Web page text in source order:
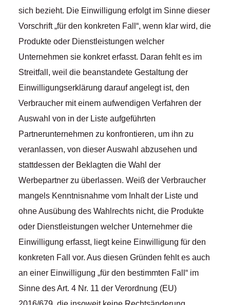
sich bezieht. Die Einwilligung erfolgt im Sinne dieser
Vorschrift „für den konkreten Fall“, wenn klar wird, die
Produkte oder Dienstleistungen welcher
Unternehmen sie konkret erfasst. Daran fehlt es im
Streitfall, weil die beanstandete Gestaltung der
Einwilligungserklärung darauf angelegt ist, den
Verbraucher mit einem aufwendigen Verfahren der
Auswahl von in der Liste aufgeführten
Partnerunternehmen zu konfrontieren, um ihn zu
veranlassen, von dieser Auswahl abzusehen und
stattdessen der Beklagten die Wahl der
Werbepartner zu überlassen. Weiß der Verbraucher
mangels Kenntnisnahme vom Inhalt der Liste und
ohne Ausübung des Wahlrechts nicht, die Produkte
oder Dienstleistungen welcher Unternehmer die
Einwilligung erfasst, liegt keine Einwilligung für den
konkreten Fall vor. Aus diesen Gründen fehlt es auch
an einer Einwilligung „für den bestimmten Fall“ im
Sinne des Art. 4 Nr. 11 der Verordnung (EU)